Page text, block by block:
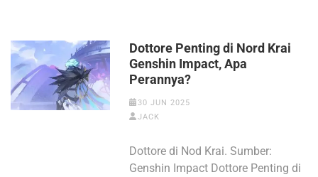
Dottore Penting di Nord Krai
Genshin Impact, Apa
Perannya?
30 JUN 2025
JACK
Dottore di Nod Krai. Sumber:
Genshin Impact Dottore Penting di